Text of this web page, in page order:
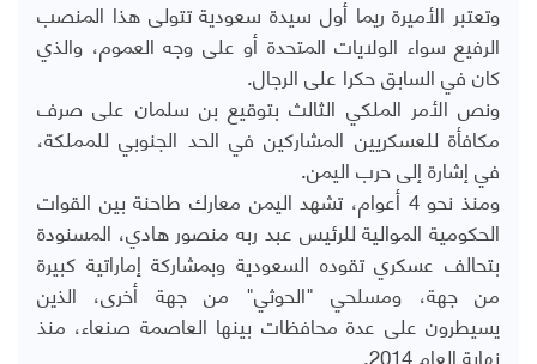
وتعتبر الأميرة ريما أول سيدة سعودية تتولى هذا المنصب
الرفيع سواء الولايات المتحدة أو على وجه العموم، والذي
كان في السابق حكرا على الرجال.
ونص الأمر الملكي الثالث بتوقيع بن سلمان على صرف
مكافأة للعسكريين المشاركين في الحد الجنوبي للمملكة،
في إشارة إلى حرب اليمن.
ومنذ نحو 4 أعوام، تشهد اليمن معارك طاحنة بين القوات
الحكومية الموالية للرئيس عبد ربه منصور هادي، المسنودة
بتحالف عسكري تقوده السعودية وبمشاركة إماراتية كبيرة
من جهة، ومسلحي "الحوثي" من جهة أخرى، الذين
يسيطرون على عدة محافظات بينها العاصمة صنعاء، منذ
نهاية العام 2014.